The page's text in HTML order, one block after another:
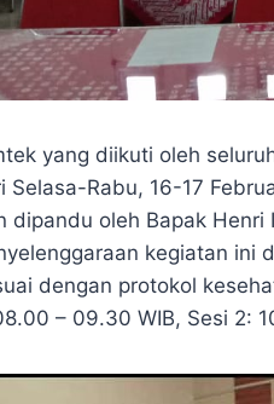
yang diikuti oleh
Selasa-Rabu, 16-17
dipandu oleh Bapak Henri
kegiatan ini
dengan protokol
– 09.30 WIB, Sesi 2: